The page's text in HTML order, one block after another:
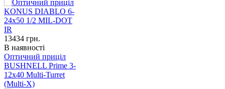
13434 грн.
В наявності
Оптичний приціл
BUSHNELL Prime 3-
12x40 Multi-Turret
(Multi-X)